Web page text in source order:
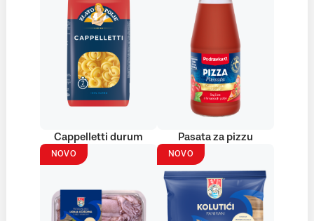
Cappelletti durum Pasata za pizzu
NOVO NOVO